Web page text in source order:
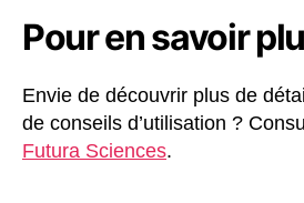
Pour en savoir
Envie de découvrir plus de
de conseils d’utilisation ?
Futura Sciences.